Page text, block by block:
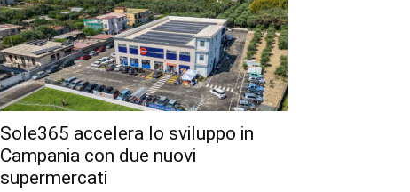
Sole365 accelera lo sviluppo in
Campania con due nuovi
supermercati